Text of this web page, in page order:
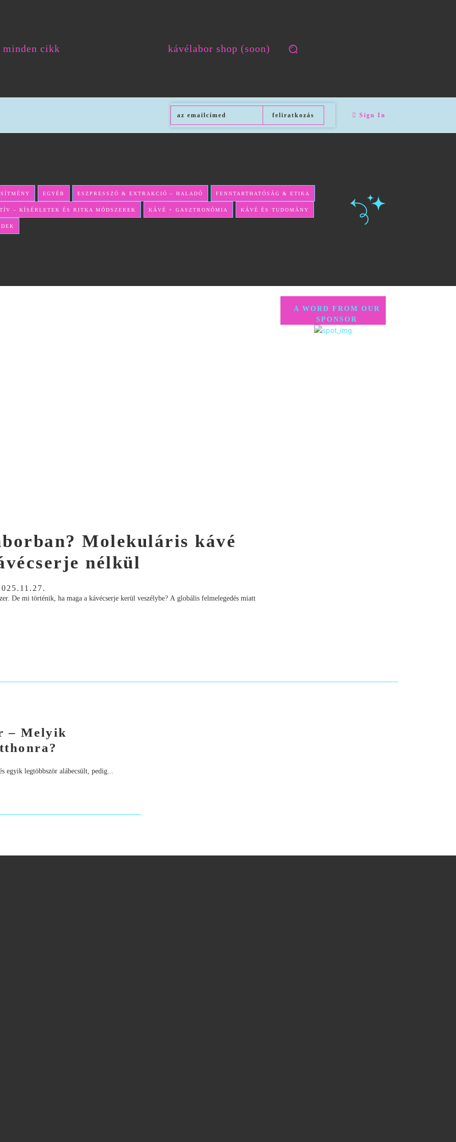
minden cikk kávélabor shop (soon)
feliratkozás Sign In
EGYÉB ESZPRESSZÓ & EXTRAKCIÓ – HALADÓ FENNTARTHATÓSÁG & ETIKA
– KÍSÉRLETEK ÉS RITKA MÓDSZEREK KÁVÉ + GASZTRONÓMIA KÁVÉ ÉS TUDOMÁNY
Molekuláris kávé
nélkül
De mi történik, ha maga a kávécserje kerül veszélybe? A globális felmelegedés miatt
A WORD FROM OUR
SPONSOR
– Melyik
egyik legtöbbször alábecsült, pedig...